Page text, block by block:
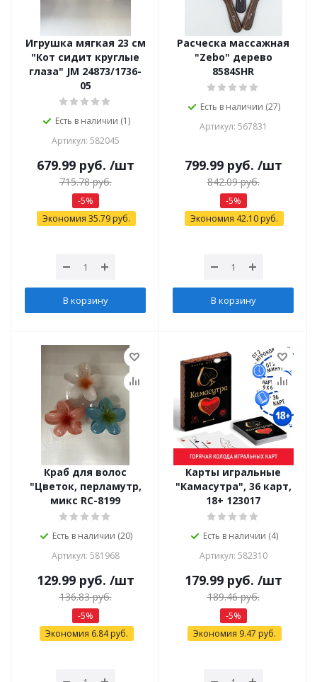
Игрушка мягкая 23 см
"Кот сидит круглые
глаза" JM 24873/1736-
05
Есть в наличии (1)
Артикул: 582045
679.99руб. /шт
715.78руб.
-5%
Экономия 35.79 руб.
В корзину
Расческа массажная
"Zebo" дерево
8584SHR
Есть в наличии (27)
Артикул: 567831
799.99руб. /шт
842.09руб.
-5%
Экономия 42.10 руб.
В корзину
Краб для волос
"Цветок, перламутр,
микс RC-8199
Есть в наличии (20)
Артикул: 581968
129.99руб. /шт
136.83руб.
-5%
Экономия 6.84руб.
Карты игральные
"Камасутра", 36 карт,
18+ 123017
Есть в наличии (4)
Артикул: 582310
179.99руб. /шт
189.46руб.
-5%
Экономия 9.47 руб.